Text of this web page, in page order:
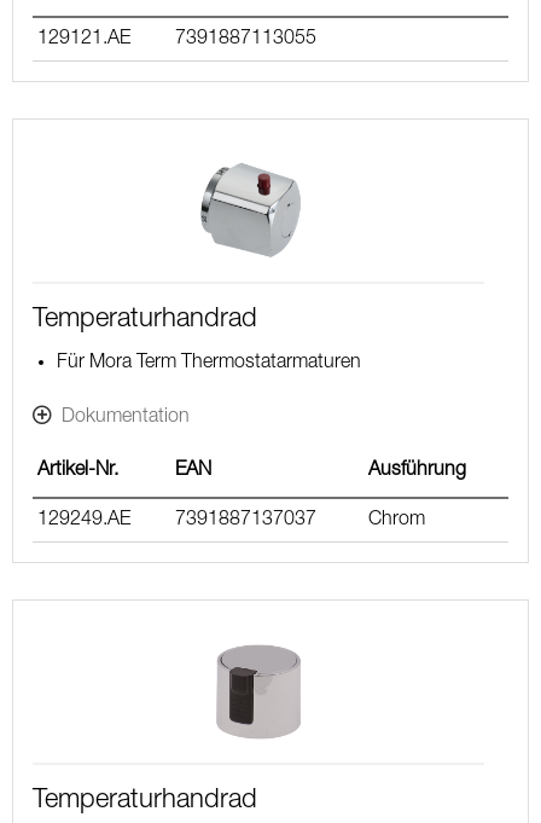
129121.AE 7391887113055
Temperaturhandrad
Für Mora Term Thermostatarmaturen
Dokumentation
Artikel-Nr. EAN Ausführung
129249.AE 7391887137037 Chrom
Temperaturhandrad